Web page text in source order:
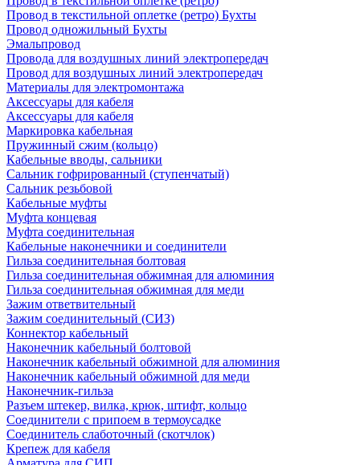
Провод в текстильной оплетке (ретро) Бухты
Провод одножильный Бухты
Эмальпровод
Провода для воздушных линий электропередач
Провод для воздушных линий электропередач
Материалы для электромонтажа
Аксессуары для кабеля
Аксессуары для кабеля
Маркировка кабельная
Пружинный сжим (кольцо)
Кабельные вводы, сальники
Сальник гофрированный (ступенчатый)
Сальник резьбовой
Кабельные муфты
Муфта концевая
Муфта соединительная
Кабельные наконечники и соединители
Гильза соединительная болтовая
Гильза соединительная обжимная для алюминия
Гильза соединительная обжимная для меди
Зажим ответвительный
Зажим соединительный (СИЗ)
Коннектор кабельный
Наконечник кабельный болтовой
Наконечник кабельный обжимной для алюминия
Наконечник кабельный обжимной для меди
Наконечник-гильза
Разъем штекер, вилка, крюк, штифт, кольцо
Соединители с припоем в термоусадке
Соединитель слаботочный (скотчлок)
Крепеж для кабеля